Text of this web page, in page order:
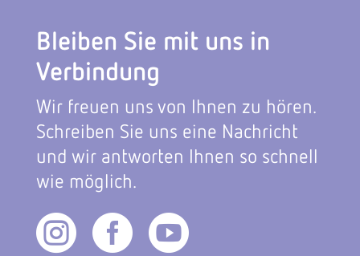
Bleiben Sie mit uns in
Verbindung
Wir freuen uns von Ihnen zu hören.
Schreiben Sie uns eine Nachricht
und wir antworten Ihnen so schnell
wie möglich.
  